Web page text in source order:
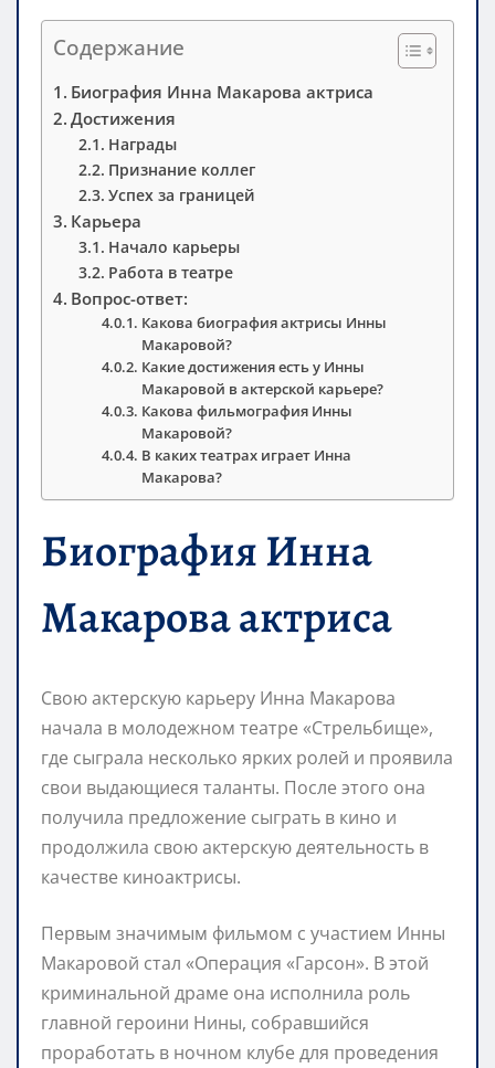
Содержание
Биография Инна Макарова актриса
Достижения
Награды
Признание коллег
Успех за границей
Карьера
Начало карьеры
Работа в театре
Вопрос-ответ:
Какова биография актрисы Инны
Макаровой?
Какие достижения есть у Инны
Макаровой в актерской карьере?
Какова фильмография Инны
Макаровой?
В каких театрах играет Инна
Макарова?
Биография Инна
Макарова актриса
Свою актерскую карьеру Инна Макарова
начала в молодежном театре «Стрельбище»,
где сыграла несколько ярких ролей и проявила
свои выдающиеся таланты. После этого она
получила предложение сыграть в кино и
продолжила свою актерскую деятельность в
качестве киноактрисы.
Первым значимым фильмом с участием Инны
Макаровой стал «Операция «Гарсон». В этой
криминальной драме она исполнила роль
главной героини Нины, собравшийся
проработать в ночном клубе для проведения